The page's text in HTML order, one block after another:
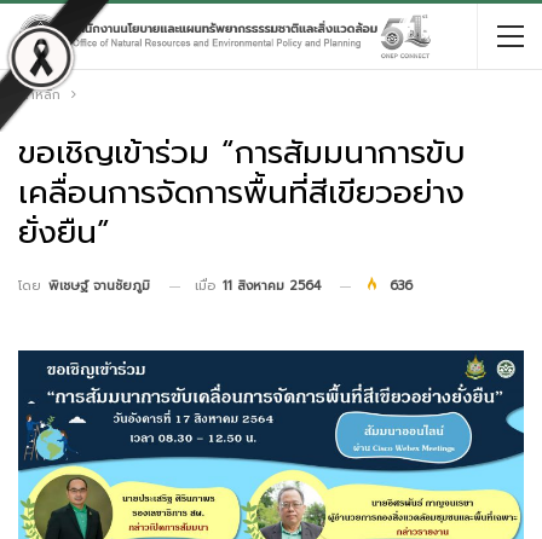
หน้าหลัก
ขอเชิญเข้าร่วม “การสัมมนาการขับ
เคลื่อนการจัดการพื้นที่สีเขียวอย่าง
ยั่งยืน”
โดย พิเชษฐ์ จานชัยภูมิ เมื่อ 11 สิงหาคม 2564 636